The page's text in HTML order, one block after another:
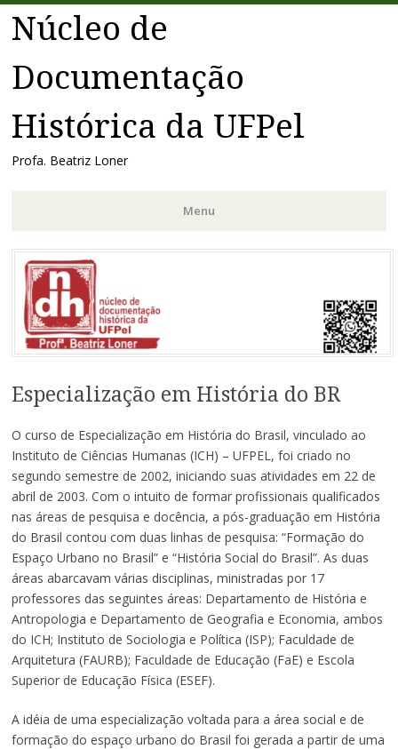
Núcleo de
Documentação
Histórica da UFPel
Profa. Beatriz Loner
Menu
Pular
para
conteúdo
Especialização em História do BR
O curso de Especialização em História do Brasil, vinculado ao
Instituto de Ciências Humanas (ICH) – UFPEL, foi criado no
segundo semestre de 2002, iniciando suas atividades em 22 de
abril de 2003. Com o intuito de formar profissionais qualificados
nas áreas de pesquisa e docência, a pós-graduação em História
do Brasil contou com duas linhas de pesquisa: “Formação do
Espaço Urbano no Brasil” e “História Social do Brasil”. As duas
áreas abarcavam várias disciplinas, ministradas por 17
professores das seguintes áreas: Departamento de História e
Antropologia e Departamento de Geografia e Economia, ambos
do ICH; Instituto de Sociologia e Política (ISP); Faculdade de
Arquitetura (FAURB); Faculdade de Educação (FaE) e Escola
Superior de Educação Física (ESEF).
A idéia de uma especialização voltada para a área social e de
formação do espaço urbano do Brasil foi gerada a partir de uma